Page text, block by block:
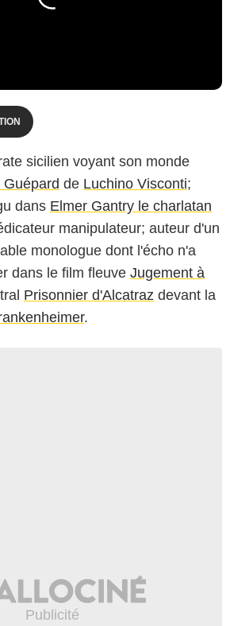
sicilien voyant son monde
Guépard de Luchino Visconti;
dans Elmer Gantry le charlatan
manipulateur; auteur d'un
monologue dont l'écho n'a
dans le film fleuve Jugement à
Prisonnier d'Alcatraz devant la
.